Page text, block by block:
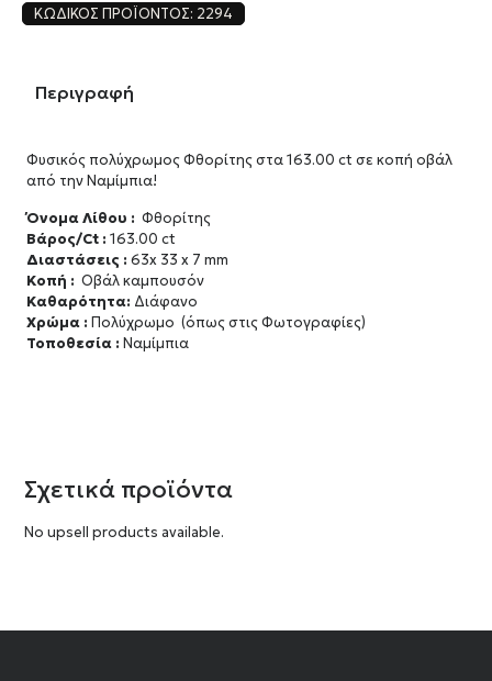
ΚΩΔΙΚΌΣ ΠΡΟΪΌΝΤΟΣ: 2294
Περιγραφή
Φυσικός πολύχρωμος Φθορίτης στα 163.00 ct σε κοπή οβάλ
από την Ναμίμπια!
Όνομα Λίθου : Φθορίτης
Βάρος/Ct : 163.00 ct
Διαστάσεις :63x 33 x 7 mm
Κοπή : Οβάλ καμπουσόν
Καθαρότητα: Διάφανο
Χρώμα :Πολύχρωμο (όπως στις Φωτογραφίες)
Τοποθεσία :Ναμίμπια
Σχετικά προϊόντα
No upsell products available.